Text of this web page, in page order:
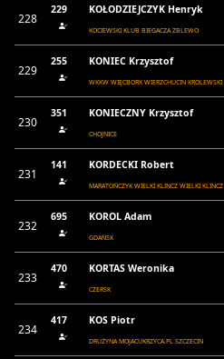
228
229 KOŁODZIEJCZYK Henryk
KOCIEWSKI KLUB BIEGACZA ZBLEWO
229
255 KONIEC Krzysztof
WKKW WIĘCBORK WIERZCHUCIN KROLEWSKI
230
351 KONIECZNY Krzysztof
CHOJNICE
231
141 KORDECKI Robert
MARATOŃCZYK WIELKI KLINCZ WIELKI KLINCZ
232
695 KOROL Adam
GDAŃSK
233
470 KORTAS Weronika
CZERSK
234
417 KOS Piotr
DRUŻYNA MOJACUKRZYCA.PL SZCZECIN